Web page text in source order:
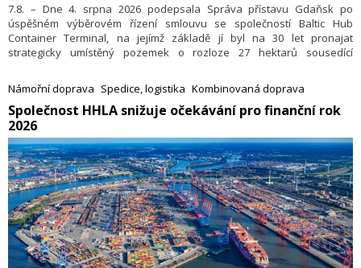
7.8. – Dne 4. srpna 2026 podepsala Správa přístavu Gdaňsk po
úspěšném výběrovém řízení smlouvu se společností Baltic Hub
Container Terminal, na jejímž základě jí byl na 30 let pronajat
strategicky umístěný pozemek o rozloze 27 hektarů sousedící
Námořní doprava Spedice, logistika Kombinovaná doprava
​Společnost HHLA snižuje očekávání pro finanční rok
2026